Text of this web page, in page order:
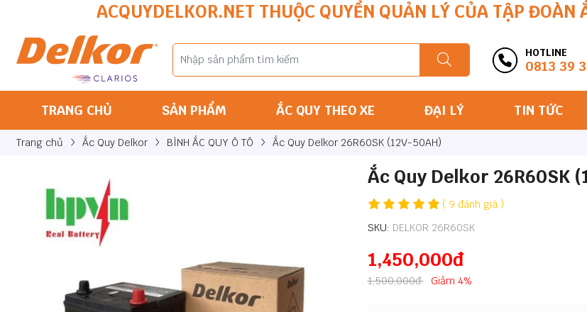
ACQUYDELKOR.NET THUỘC QUYỀN QUẢN LÝ CỦA TẬP ĐOÀN
HOTLINE
0813 39
TRANG CHỦ SẢN PHẨM ẮC QUY THEO XE ĐẠI LÝ TIN TỨC
Trang chủ Ắc Quy Delkor BÌNH ẮC QUY Ô TÔ Ắc Quy Delkor 26R60SK (12V-50AH)
Ắc Quy Delkor 26R60SK
( 9 đánh giá )
SKU: DELKOR 26R60SK
1,450,000đ
1,500,000đ Giảm 4%